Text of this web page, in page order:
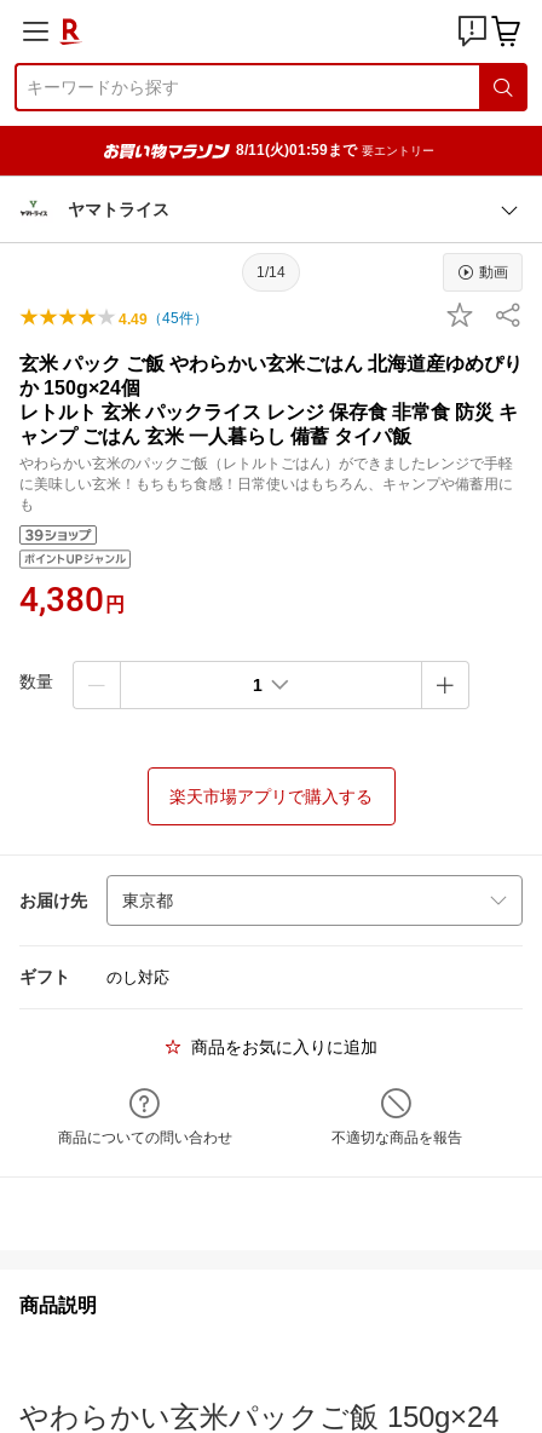
8/11(火)01:59まで 要エントリー
ヤマトライス
1/14 動画
4.49 （45件）
玄米 パック ご飯 やわらかい玄米ごはん 北海道産ゆめぴり
か 150g×24個
レトルト 玄米 パックライス レンジ 保存食 非常食 防災 キ
ャンプ ごはん 玄米 一人暮らし 備蓄 タイパ飯
やわらかい玄米のパックご飯（レトルトごはん）ができましたレンジで手軽
に美味しい玄米！もちもち食感！日常使いはもちろん、キャンプや備蓄用に
も
4,380 円
数量 1
楽天市場アプリで購入する
お届け先
ギフト のし対応
商品をお気に入りに追加
商品についての問い合わせ 不適切な商品を報告
商品説明
やわらかい玄米パックご飯 150g×24